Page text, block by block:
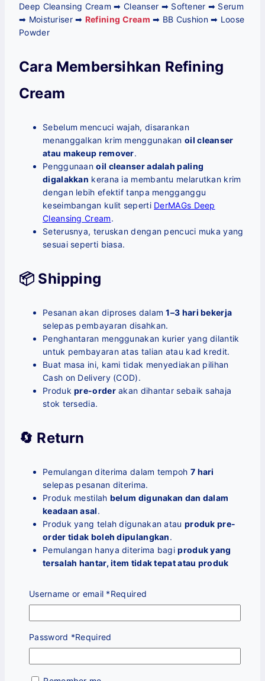
Deep Cleansing Cream ➡ Cleanser ➡ Softener ➡ Serum
➡ Moisturiser ➡ Refining Cream ➡ BB Cushion ➡ Loose
Powder
Cara Membersihkan Refining
Cream
Sebelum mencuci wajah, disarankan
menanggalkan krim menggunakanoil cleanser
atau makeup remover.
Penggunaanoil cleanser adalah paling
digalakkan kerana ia membantu melarutkan krim
dengan lebih efektif tanpa mengganggu
keseimbangan kulit seperti DerMAGs Deep
Cleansing Cream.
Seterusnya, teruskan dengan pencuci muka yang
sesuai seperti biasa.
📦 Shipping
Pesanan akan diproses dalam1–3 hari bekerja
selepas pembayaran disahkan.
Penghantaran menggunakan kurier yang dilantik
untuk pembayaran atas talian atau kad kredit.
Buat masa ini, kami tidak menyediakan pilihan
Cash on Delivery (COD).
Produkpre-orderakan dihantar sebaik sahaja
stok tersedia.
🔄 Return
Pemulangan diterima dalam tempoh 7 hari
selepas pesanan diterima.
Produk mestilah belum digunakan dan dalam
keadaan asal.
Produk yang telah digunakan atau produk pre-
order tidak boleh dipulangkan.
Pemulangan hanya diterima bagiproduk yang
tersalah hantar, item tidak tepat atau produk
akan digantikan dengan produk yang baru.
Bagi kes yang layak,
bankakan dibuat.
(processing),pembatalan atau permohonan
Username or email *Required
Password *Required